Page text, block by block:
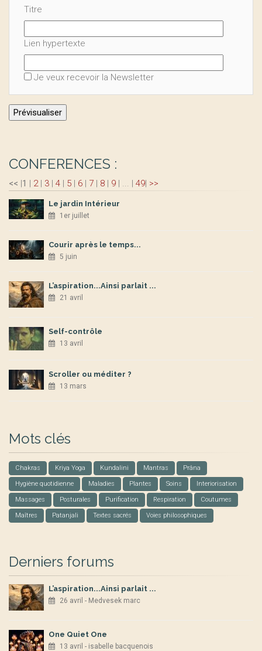
Titre
Lien hypertexte
Je veux recevoir la Newsletter
CONFERENCES :
<< |1 | 2| 3 | 4 | 5 | 6 | 7 | 8 | 9 | ... | 49| >>
Le jardin Intérieur
1er juillet
Courir après le temps...
5 juin
L’aspiration...Ainsi parlait ...
21 avril
Self-contrôle
13 avril
Scroller ou méditer ?
13 mars
Mots clés
Chakras Kriya Yoga Kundalini Mantras Prâna
Hygiène quotidienne Maladies Plantes Soins Interiorisation
Massages Posturales Purification Respiration Coutumes
Maîtres Patanjali Textes sacrés Voies philosophiques
Derniers forums
L’aspiration...Ainsi parlait ...
26 avril - Medvesek marc
One Quiet One
13 avril - isabelle bacquenois